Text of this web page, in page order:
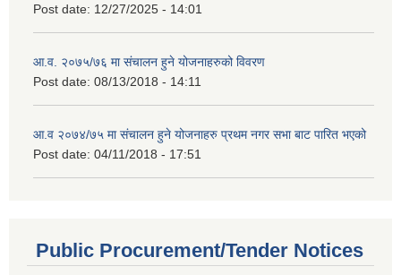
Post date: 12/27/2025 - 14:01
आ.व. २०७५/७६ मा संचालन हुने योजनाहरुको विवरण
Post date: 08/13/2018 - 14:11
आ.व २०७४/७५ मा संचालन हुने योजनाहरु प्रथम नगर सभा बाट पारित भएको
Post date: 04/11/2018 - 17:51
Public Procurement/Tender Notices